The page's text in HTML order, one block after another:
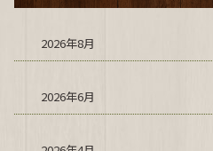
2026年8月
2026年6月